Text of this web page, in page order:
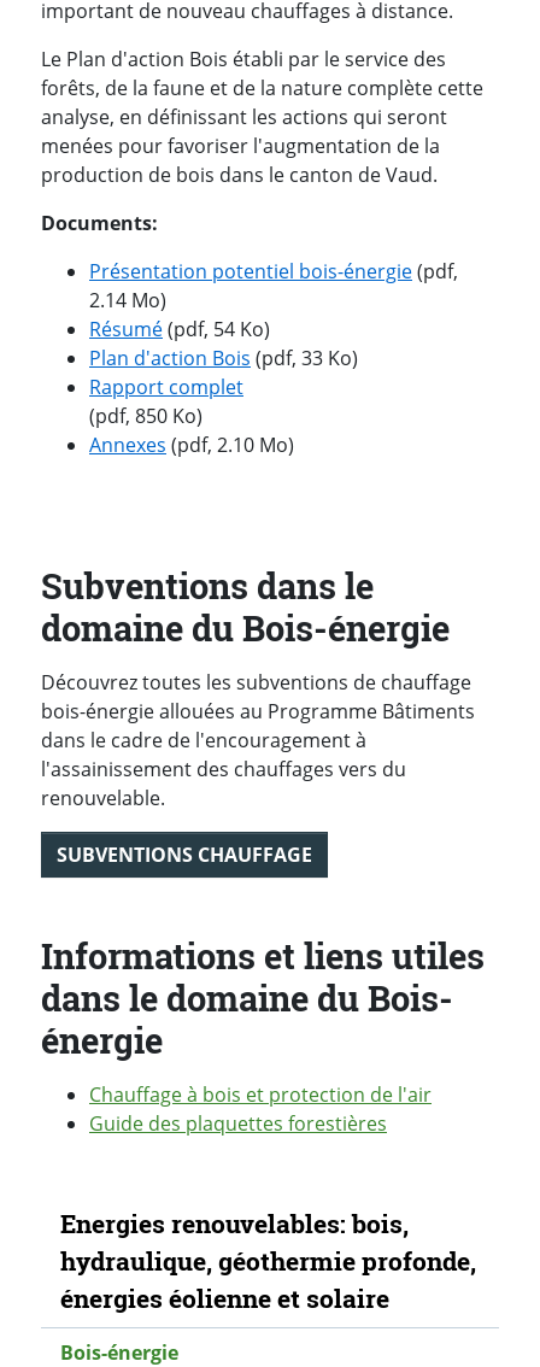
important de nouveau chauffages à distance.
Le Plan d'action Bois établi par le service des
forêts, de la faune et de la nature complète cette
analyse, en définissant les actions qui seront
menées pour favoriser l'augmentation de la
production de bois dans le canton de Vaud.
Documents:
Présentation potentiel bois-énergie(pdf,
2.14 Mo)
Résumé(pdf, 54 Ko)
Plan d'action Bois (pdf, 33 Ko)
Rapport complet
(pdf, 850 Ko)
Annexes (pdf, 2.10 Mo)
Subventions dans le
domaine du Bois-énergie
Découvrez toutes les subventions de chauffage
bois-énergie allouées au Programme Bâtiments
dans le cadre de l'encouragement à
l'assainissement des chauffages vers du
renouvelable.
SUBVENTIONS CHAUFFAGE
Informations et liens utiles
dans le domaine du Bois-
énergie
Chauffage à bois et protection de l'air
Guide des plaquettes forestières
Navigation secondaire
Energies renouvelables: bois,
hydraulique, géothermie profonde,
énergies éolienne et solaire
Bois-énergie